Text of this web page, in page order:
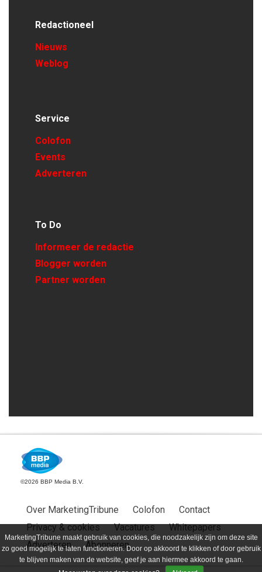
MarketingTribune maakt gebruik van cookies, die noodzakelijk zijn om deze site
zo goed mogelijk te laten functioneren. Door op akkoord te klikken of door gebruik
te blijven maken van de website, geef je aan hiermee akkoord te gaan.
Redactioneel
Nieuws
Weblog
Service
Colofon
Events
Adverteren
To Do
Informeer de redactie
Blogger worden
Partner worden
©2026 BBP Media B.V.
Over MarketingTribune Colofon
Contact
Privacy & cookies
Vacatures
Whitepapers
Adverteren
Abonneren